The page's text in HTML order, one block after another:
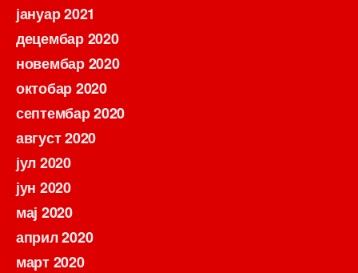
јануар 2021
децембар 2020
новембар 2020
октобар 2020
септембар 2020
август 2020
јул 2020
јун 2020
мај 2020
април 2020
март 2020